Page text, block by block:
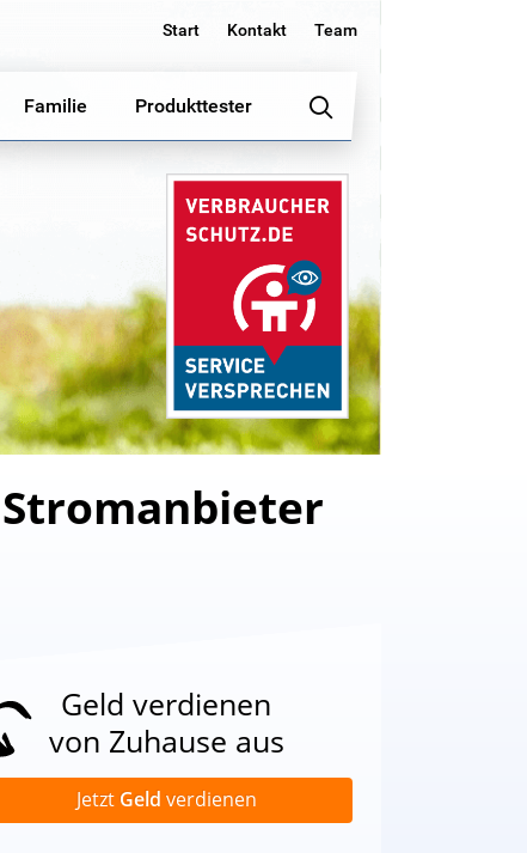
Start Kontakt Team
Familie Produkttester
Geld verdienen
von Zuhause aus
Jetzt Geld verdienen